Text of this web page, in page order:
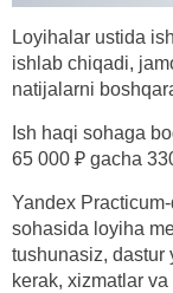
Loyihalar ustida
ishlab chiqadi,
natijalarni
Ish haqi sohaga
65 000 ₽ gacha
Yandex
sohasida loyiha
tushunasiz, dastur
kerak, xizmatlar va